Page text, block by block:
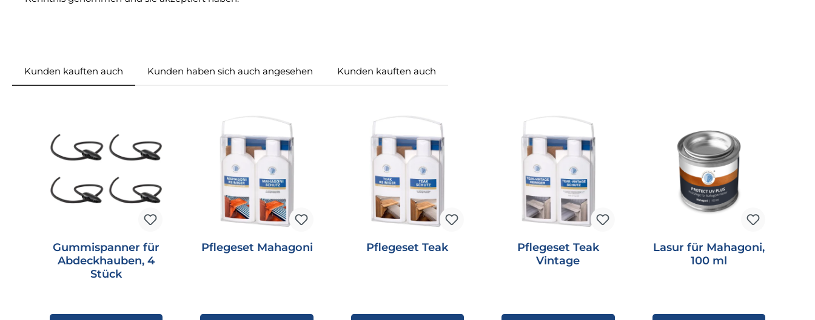
Kunden kauften auch Kunden haben sich auch angesehen Kunden kauften auch
Gummispanner für
Abdeckhauben, 4
Stück
Pflegeset Mahagoni Pflegeset Teak
Pflegeset Teak
Vintage
Lasur für Mahagoni,
100 ml